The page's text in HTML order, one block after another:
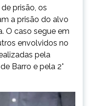
prisão, os
a prisão do alvo
O caso segue em
envolvidos no
pela
Barro e pela 2°